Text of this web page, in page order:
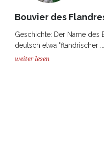
Bouvier des
Geschichte: Der Name des
deutsch etwa "flandrischer ...
weiter lesen